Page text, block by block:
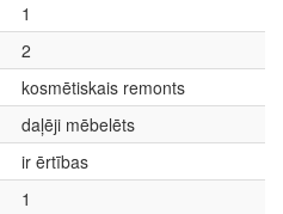
1
2
kosmētiskais remonts
daļēji mēbelēts
ir ērtības
1